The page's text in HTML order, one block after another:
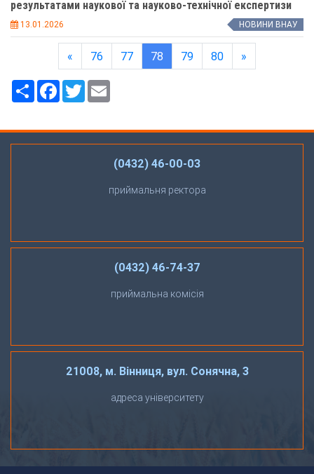
результатами наукової та науково-технічної експертизи
13.01.2026 НОВИНИ ВНАУ
« 76 77 78 79 80 »
РесурсFacebook
Twitter
(0432) 46-00-03
приймальня ректора
(0432) 46-74-37
приймальна комісія
21008, м. Вінниця, вул. Сонячна, 3
адреса університету